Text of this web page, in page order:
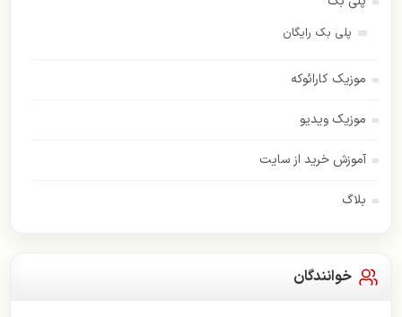
پلی بک رایگان
موزیک کارائوکه
موزیک ویدیو
آموزش خرید از سایت
بلاگ
خوانندگان